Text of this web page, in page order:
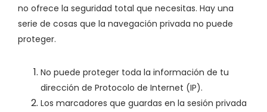
no ofrece la seguridad total que necesitas. Hay una
serie de cosas que la navegación privada no puede
proteger.
No puede proteger toda la información de tu
dirección de Protocolo de Internet (IP).
Los marcadores que guardas en la sesión privada